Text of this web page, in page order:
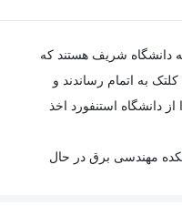
دانشگاه شریف هستند که
به اتمام رساندند و
دانشگاه استنفورد اخذ
مهندسی برق در حال